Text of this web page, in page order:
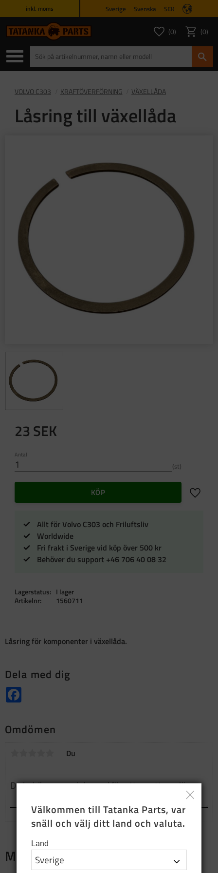
inkl. moms Sverige Svenska SEK
Favoriter
ANTAL
0 Kundvagn
0
VOLVO C303 KRAFTÖVERFÖRNING VÄXELLÅDA
Låsring till växellåda
23 SEK
Antal
st
KÖP Lägg
Allt för Volvo C303 och Friluftsliv
Worldwide
Fri frakt i Sverige vid köp över 500 kr
Behöver du support +46 706 40 08 32
Lagerstatus
I lager
Artikelnr
1560711
Låsring för komponenter i växellåda.
Dela med dig
Omdömen
Du
Merch
Välkommen till Tatanka Parts, var
snäll och välj ditt land och valuta.
Land